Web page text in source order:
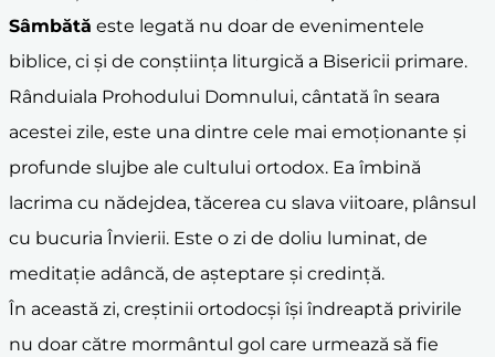
Sâmbătă este legată nu doar de evenimentele
biblice, ci și de conștiința liturgică a Bisericii primare.
Rânduiala Prohodului Domnului, cântată în seara
acestei zile, este una dintre cele mai emoționante și
profunde slujbe ale cultului ortodox. Ea îmbină
lacrima cu nădejdea, tăcerea cu slava viitoare, plânsul
cu bucuria Învierii. Este o zi de doliu luminat, de
meditație adâncă, de așteptare și credință.
În această zi, creștinii ortodocși își îndreaptă privirile
nu doar către mormântul gol care urmează să fie